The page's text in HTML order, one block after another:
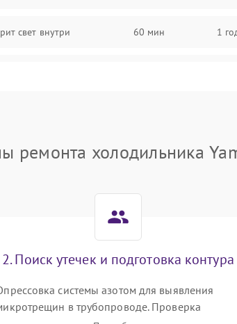
свет внутри 60 мин 1
системы No Frost 60 мин 1
60 мин
60 мин
холодильник 60 мин
ремонта холодильника
2. Поиск утечек и подготовка контура
системы азотом для выявления
в трубопроводе. Проверка